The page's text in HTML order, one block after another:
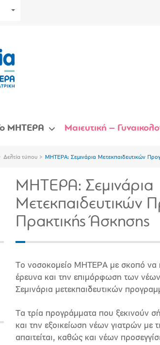
ΜΗΤΕΡΑ Μαιευτική –
Δελτία τύπου ΜΗΤΕΡΑ: Σεμινάρια Μετεκπαιδευτικών
ΜΗΤΕΡΑ: Σεμινάρια
Μετεκπαιδευτικών
Πρακτικής Άσκησης
Το νοσοκομείο ΜΗΤΕΡΑ με σκοπό να
έρευνα και την επιμόρφωση των
Σεμινάρια μετεκπαιδευτικών
Τα τρία προγράμματα που ξεκινούν
και την εξοικείωση νέων γιατρών με
απαιτείται, καθώς και νέων